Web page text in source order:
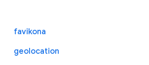
favikona
geolocation